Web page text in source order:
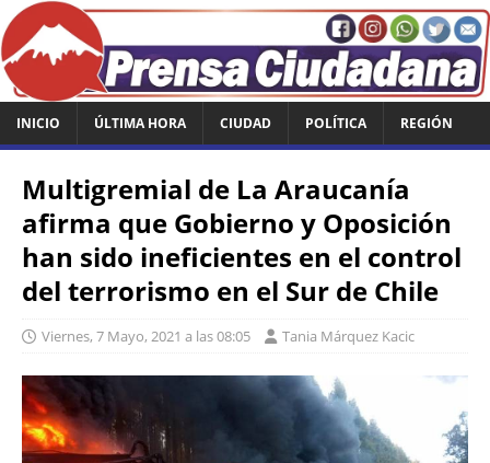
INICIO ÚLTIMA HORA CIUDAD POLÍTICA REGIÓN
Multigremial de La Araucanía
afirma que Gobierno y Oposición
han sido ineficientes en el control
del terrorismo en el Sur de Chile
Viernes, 7 Mayo, 2021 a las 08:05 Tania Márquez Kacic